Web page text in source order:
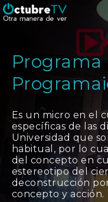
Programa
Es un micro en el
específicas de las
Universidad que
habitual, por lo
del concepto en
estereotipo del
deconstrucción
concepto y acción.